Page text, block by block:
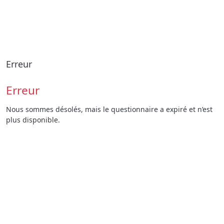
Erreur
Erreur
Nous sommes désolés, mais le questionnaire a expiré et n’est
plus disponible.